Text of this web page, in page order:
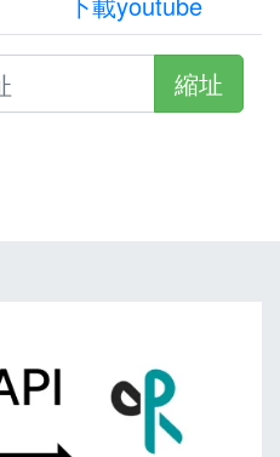
縮址